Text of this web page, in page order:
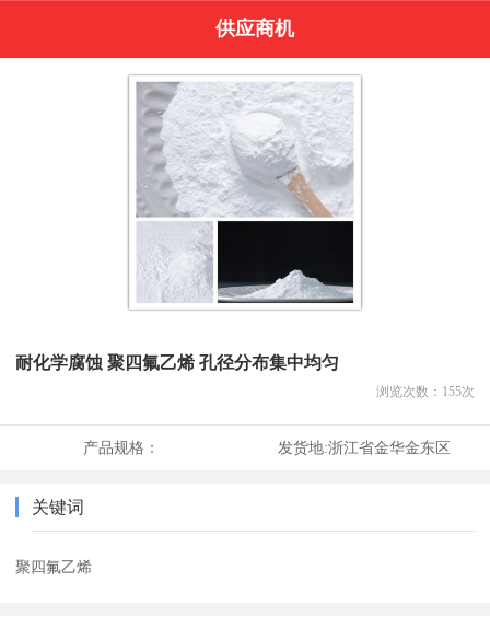
供应商机
耐化学腐蚀 聚四氟乙烯 孔径分布集中均匀
浏览次数： 155次
产品规格： 发货地:浙江省金华金东区
关键词
聚四氟乙烯